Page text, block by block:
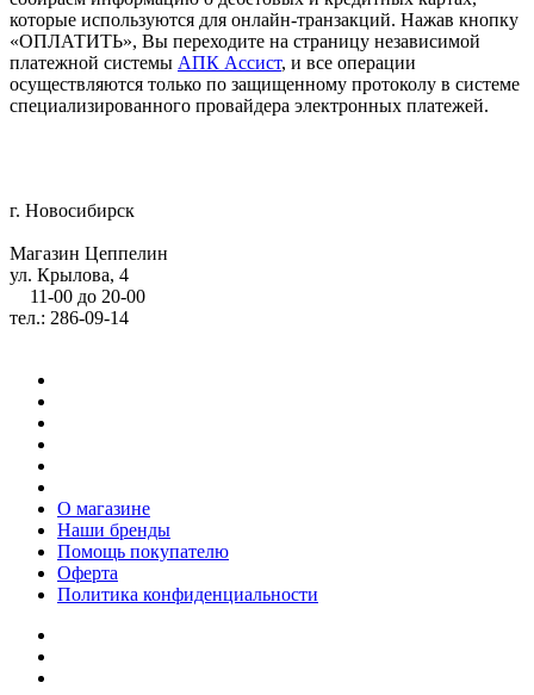
которые используются для онлайн-транзакций. Нажав кнопку
«ОПЛАТИТЬ», Вы переходите на страницу независимой
платежной системы АПК Ассист, и все операции
осуществляются только по защищенному протоколу в системе
специализированного провайдера электронных платежей.
г. Новосибирск
Магазин Цеппелин
ул. Крылова, 4
11-00 до 20-00
тел.: 286-09-14
О магазине
Наши бренды
Помощь покупателю
Оферта
Политика конфиденциальности